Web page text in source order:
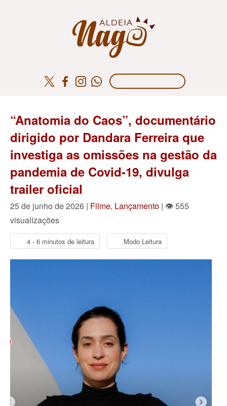
“Anatomia do Caos”, documentário
dirigido por Dandara Ferreira que
investiga as omissões na gestão da
pandemia de Covid-19, divulga
trailer oficial
25 de junho de 2026 | Filme, Lançamento | 👁 555
visualizações
4 - 6 minutos de leitura Modo Leitura